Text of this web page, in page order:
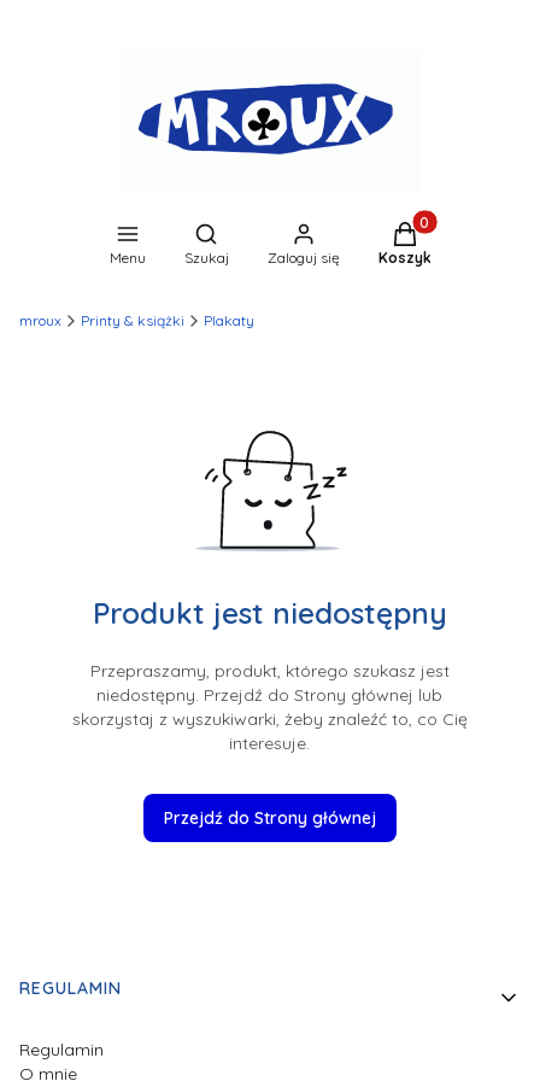
Menu
Otwórz wyszukiwarkę
Szukaj Zaloguj się
Produkty w
Koszyk
mroux Printy & książki Plakaty
Produkt jest niedostępny
Przepraszamy, produkt, którego szukasz jest
niedostępny. Przejdź do Strony głównej lub
skorzystaj z wyszukiwarki, żeby znaleźć to, co Cię
interesuje.
Przejdź do Strony głównej
Linki w stopce
REGULAMIN
Regulamin
O mnie